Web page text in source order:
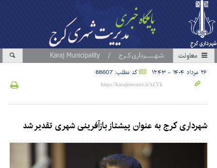
معاونت
۲۶ مرداد ۱۴۰۴ - ۱۲:۴۳ کد مطلب: 88607
شهرداری کرج به عنوان پیشتاز بازآفرینی شهری تقدیر شد